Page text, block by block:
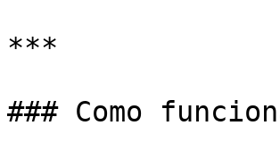
***
### Como